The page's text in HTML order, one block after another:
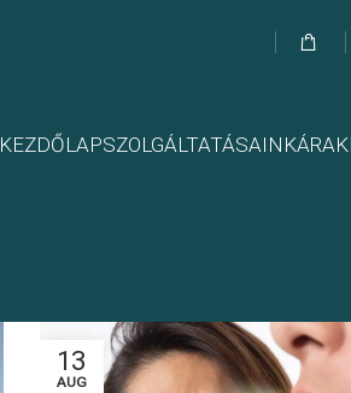
KEZDŐLAPSZOLGÁLTATÁSAINKÁRAK
13
AUG